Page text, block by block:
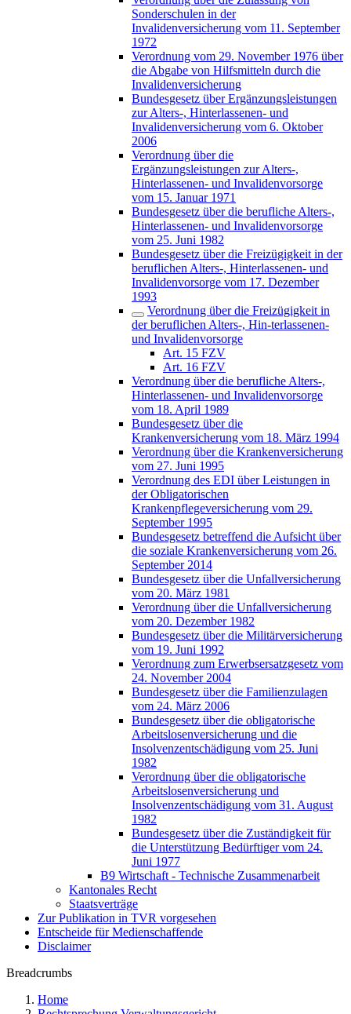
Sonderschulen in der
Invalidenversicherung vom 11. September
1972
Verordnung vom 29. November 1976 über
die Abgabe von Hilfsmitteln durch die
Invalidenversicherung
Bundesgesetz über Ergänzungsleistungen
zur Alters-, Hinterlassenen- und
Invalidenversicherung vom 6. Oktober
2006
Verordnung über die
Ergänzungsleistungen zur Alters-,
Hinterlassenen- und Invalidenvorsorge
vom 15. Januar 1971
Bundesgesetz über die berufliche Alters-,
Hinterlassenen- und Invalidenvorsorge
vom 25. Juni 1982
Bundesgesetz über die Freizügigkeit in der
beruflichen Alters-, Hinterlassenen- und
Invalidenvorsorge vom 17. Dezember
1993
Verordnung über die Freizügigkeit in
der beruflichen Alters-, Hin-terlassenen-
und Invalidenvorsorge
Art. 15 FZV
Art. 16 FZV
Verordnung über die berufliche Alters-,
Hinterlassenen- und Invalidenvorsorge
vom 18. April 1989
Bundesgesetz über die
Krankenversicherung vom 18. März 1994
Verordnung über die Krankenversicherung
vom 27. Juni 1995
Verordnung des EDI über Leistungen in
der Obligatorischen
Krankenpflegeversicherung vom 29.
September 1995
Bundesgesetz betreffend die Aufsicht über
die soziale Krankenversicherung vom 26.
September 2014
Bundesgesetz über die Unfallversicherung
vom 20. März 1981
Verordnung über die Unfallversicherung
vom 20. Dezember 1982
Bundesgesetz über die Militärversicherung
vom 19. Juni 1992
Verordnung zum Erwerbsersatzgesetz vom
24. November 2004
Bundesgesetz über die Familienzulagen
vom 24. März 2006
Bundesgesetz über die obligatorische
Arbeitslosenversicherung und die
Insolvenzentschädigung vom 25. Juni
1982
Verordnung über die obligatorische
Arbeitslosenversicherung und
Insolvenzentschädigung vom 31. August
1982
Bundesgesetz über die Zuständigkeit für
die Unterstützung Bedürftiger vom 24.
Juni 1977
B9 Wirtschaft - Technische Zusammenarbeit
Kantonales Recht
Staatsverträge
Zur Publikation in TVR vorgesehen
Entscheide für Medienschaffende
Disclaimer
Breadcrumbs
Home